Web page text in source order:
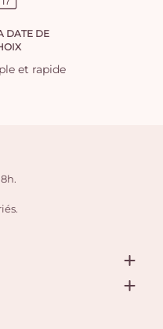
DATE DE
et rapide